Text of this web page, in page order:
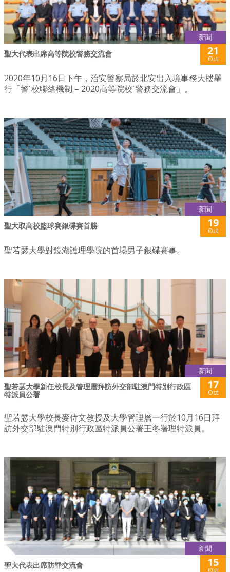
新聞
聖大代表出席高等院校警務交流會 21
Oct
2020年10月16日下午，治安警察局於北安出入境事務大樓舉
行「警˙校聯絡機制 – 2020高等院校˙警務交流會」。
新聞
聖大取高校籃球賽銀碟賽首勝 19
Oct
聖若瑟大學對鏡湖護理學院的首場男子銀碟賽事。
新聞
聖若瑟大學新任校長及管理層拜訪外交部駐澳門特別行政區
特派員公署
17
Oct
聖若瑟大學校長麥侍文教授及大學管理層一行於10月16日拜
訪外交部駐澳門特別行政區特派員公署王冬署理特派員。
新聞
聖大代表出席防罪交流會 15
Oct